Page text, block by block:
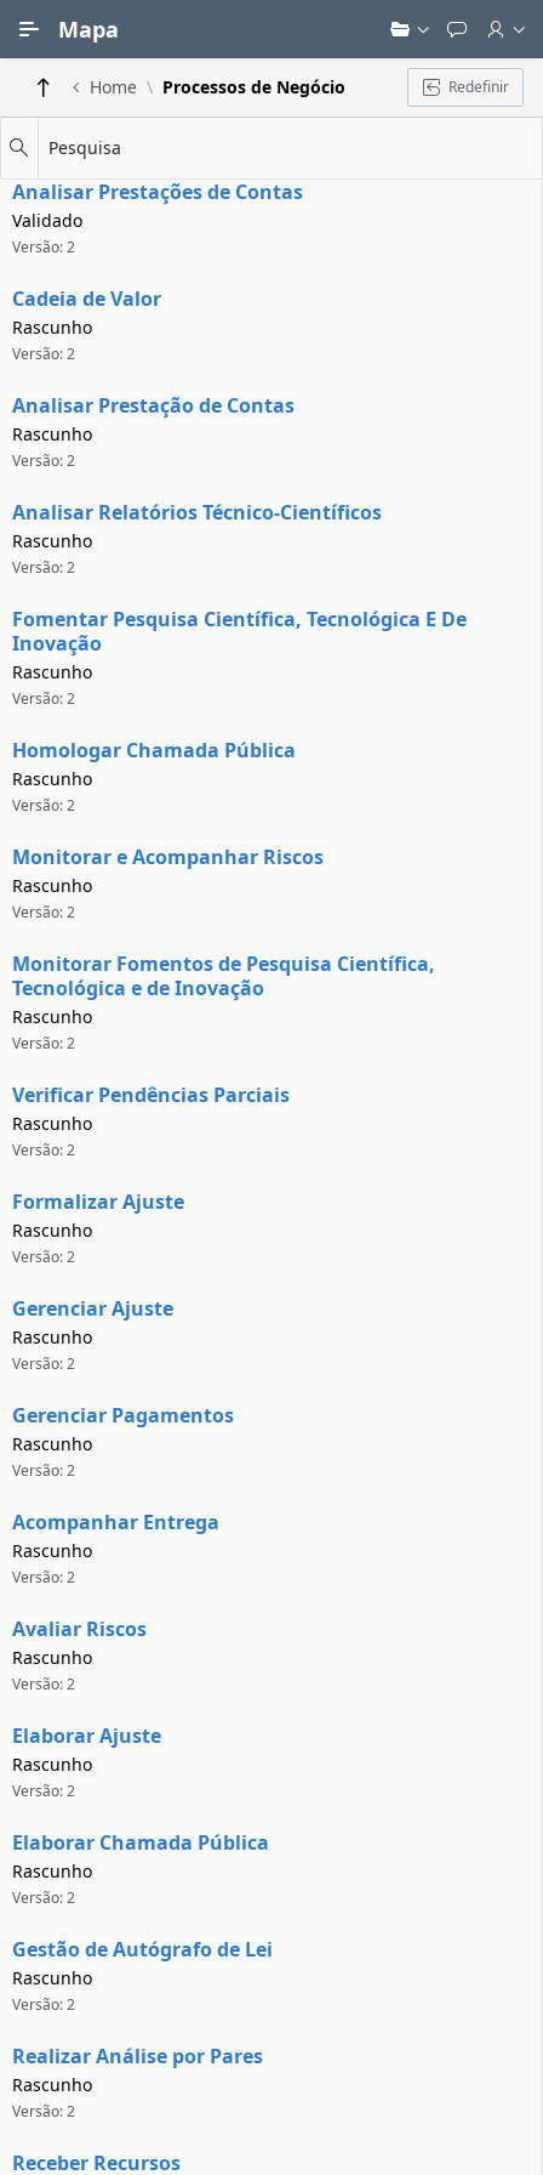
Mapa
Home Processos de Negócio Redefinir
Pesquisa
Analisar Prestações de Contas
Validado
Versão: 2
Cadeia de Valor
Rascunho
Versão: 2
Analisar Prestação de Contas
Rascunho
Versão: 2
Analisar Relatórios Técnico-Científicos
Rascunho
Versão: 2
Fomentar Pesquisa Científica, Tecnológica E De
Inovação
Rascunho
Versão: 2
Homologar Chamada Pública
Rascunho
Versão: 2
Monitorar e Acompanhar Riscos
Rascunho
Versão: 2
Monitorar Fomentos de Pesquisa Científica,
Tecnológica e de Inovação
Rascunho
Versão: 2
Verificar Pendências Parciais
Rascunho
Versão: 2
Formalizar Ajuste
Rascunho
Versão: 2
Gerenciar Ajuste
Rascunho
Versão: 2
Gerenciar Pagamentos
Rascunho
Versão: 2
Acompanhar Entrega
Rascunho
Versão: 2
Avaliar Riscos
Rascunho
Versão: 2
Elaborar Ajuste
Rascunho
Versão: 2
Elaborar Chamada Pública
Rascunho
Versão: 2
Gestão de Autógrafo de Lei
Rascunho
Versão: 2
Realizar Análise por Pares
Rascunho
Versão: 2
Receber Recursos